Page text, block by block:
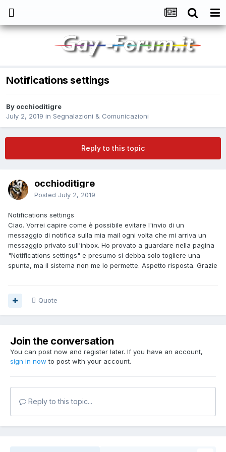
Notifications settings
By occhioditigre
July 2, 2019 in Segnalazioni & Comunicazioni
Reply to this topic
occhioditigre
Posted July 2, 2019
Notifications settings
Ciao. Vorrei capire come è possibile evitare l'invio di un
messaggio di notifica sulla mia mail ogni volta che mi arriva un
messaggio privato sull'inbox. Ho provato a guardare nella pagina
"Notifications settings" e presumo si debba solo togliere una
spunta, ma il sistema non me lo permette. Aspetto risposta. Grazie
Quote
Join the conversation
You can post now and register later. If you have an account,
sign in now to post with your account.
Reply to this topic...